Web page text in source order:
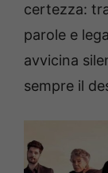
certezza:
parole e
avvicina
sempre il